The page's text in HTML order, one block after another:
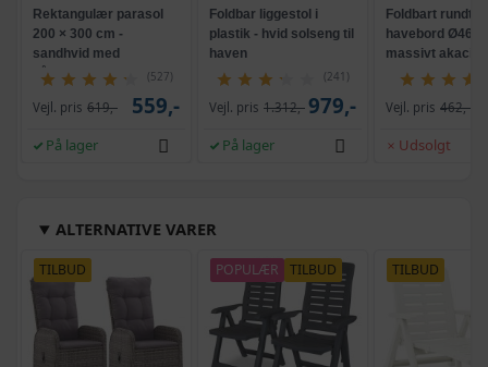
Rektangulær parasol
200 × 300 cm -
sandhvid med
håndsving
(527)
Vejl. pris 619,- 559,-
På lager
Foldbar liggestol i
plastik - hvid solseng til
haven
(241)
Vejl. pris 1.312,- 979,-
På lager
Foldbart rundt
havebord Ø46
massivt
hvid
Vejl. pris 462,-
Udsolgt
ALTERNATIVE VARER
TILBUD POPULÆR TILBUD TILBUD